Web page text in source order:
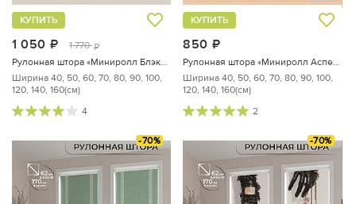
1 050 руб.
1 770 руб.
КУПИТЬ
Ширина 40, 50, 60, 70, 80, 90, 100,
120, 140, 160(см)
4
850
КУПИТЬ
Ширина 40, 50, 60, 70, 80, 90, 100,
120, 140, 160(см)
2
-70% -70%